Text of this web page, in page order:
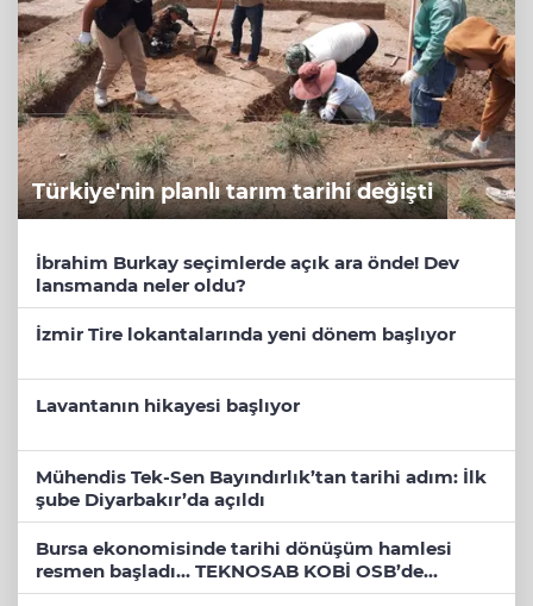
Türkiye'nin planlı tarım tarihi değişti
İbrahim Burkay seçimlerde açık ara önde! Dev
lansmanda neler oldu?
İzmir Tire lokantalarında yeni dönem başlıyor
Lavantanın hikayesi başlıyor
Mühendis Tek-Sen Bayındırlık’tan tarihi adım: İlk
şube Diyarbakır’da açıldı
Bursa ekonomisinde tarihi dönüşüm hamlesi
resmen başladı... TEKNOSAB KOBİ OSB’de
başvurular başladı